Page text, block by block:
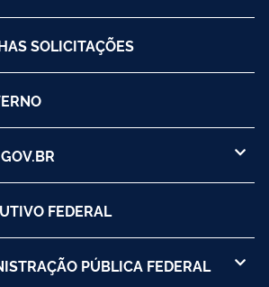
SOLICITAÇÕES
FEDERAL
PÚBLICA FEDERAL